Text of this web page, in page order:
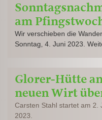
am
Wir verschieben die
Sonntag, 4. Juni 2023.
Glorer-Hütte
neuen Wirt
Carsten Stahl startet am 2.
2023.